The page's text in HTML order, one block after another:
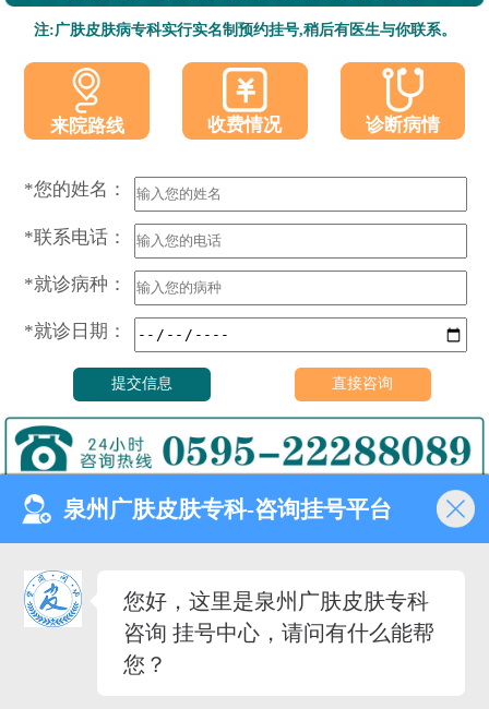
注:广肤皮肤病专科实行实名制预约挂号,稍后有医生与你联系。
来院路线 收费情况 诊断病情
*您的姓名：
*联系电话：
*就诊病种：
*就诊日期：
门诊时间（无假日医院）
8:00—18:00
健康热线
0595-22288089
医院地址
泉州广肤皮肤专科-咨询挂号平台
您好，这里是泉州广肤皮肤专科
咨询 挂号中心，请问有什么能帮
您？